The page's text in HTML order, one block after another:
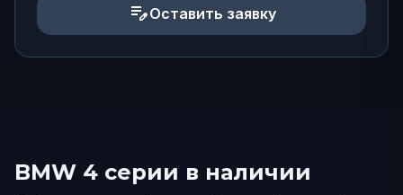
edit_noteОставить заявку
BMW 4 серии в наличии